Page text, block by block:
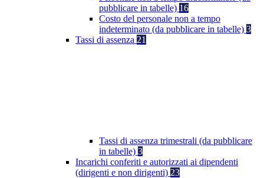
pubblicare in tabelle) 16
Costo del personale non a tempo
indeterminato (da pubblicare in tabelle) 3
Tassi di assenza 21
Tassi di assenza trimestrali (da pubblicare
in tabelle) 3
Incarichi conferiti e autorizzati ai dipendenti
(dirigenti e non dirigenti) 23